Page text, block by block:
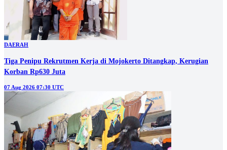
DAERAH
Tiga Penipu Rekrutmen Kerja di Mojokerto Ditangkap, Kerugian
Korban Rp630 Juta
07 Aug 2026 07:30 UTC